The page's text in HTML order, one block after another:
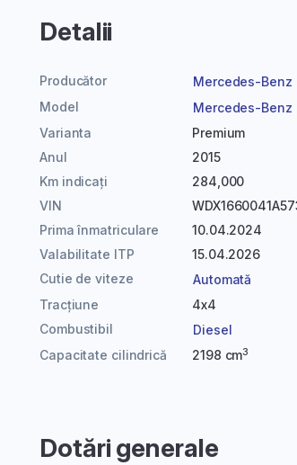
Detalii
Producător
Mercedes-Benz
Model
Mercedes-Benz
Varianta
Premium
Anul
2015
Km indicați
284,000
VIN
Prima înmatriculare
10.04.2024
Valabilitate ITP
15.04.2026
Cutie de viteze
Automată
Tracțiune
4x4
Combustibil
Diesel
Capacitate cilindrică
2198 cm3
Dotări generale